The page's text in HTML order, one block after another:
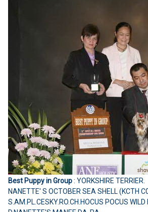
Best Puppy in Group: YORKSHIRE TERRIER.
NANETTE' S OCTOBER SEA SHELL (KCTH
S.AM.PL.CESKY.RO.CH.HOCUS POCUS